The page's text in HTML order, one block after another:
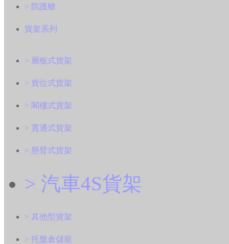
> 防護艙
貨架系列
> 層板式貨架
> 貨位式貨架
> 閣樓式貨架
> 貫通式貨架
> 懸臂式貨架
> 汽車4S貨架
> 其他型貨架
> 托盤倉儲籠